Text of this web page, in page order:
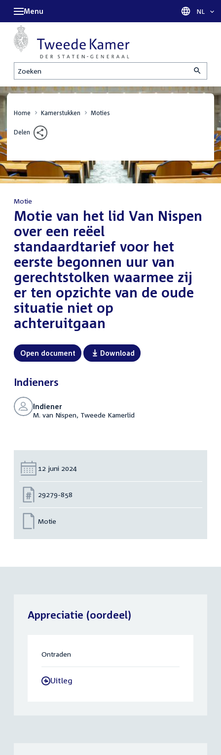
Zoeken
Menu Taal
NL
Home Kamerstukken Moties
Delen
Motie
:Motie van het lid Van Nispen
over een reëel
standaardtarief voor het
eerste begonnen uur van
gerechtstolken waarmee zij
er ten opzichte van de oude
situatie niet op
achteruitgaan
Open document Download
Indieners
Indiener
M. van Nispen, Tweede Kamerlid
Datum:
12 juni 2024
Nummer:
29279-858
Motie
Appreciatie (oordeel)
Ontraden
-Uitleg